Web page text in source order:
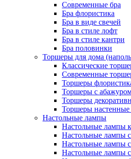
Современные бра
Бра флористика
Бра в виде свечей
Бра в стиле лофт
Бра в стиле кантри
Бра половинки
Торшеры для дома
Классические
Современные
Торшеры
Торшеры с
Торшеры
Торшеры настенные
Настольные лампы
Настольные лампы
Настольные лампы
Настольные лампы
Настольные лампы